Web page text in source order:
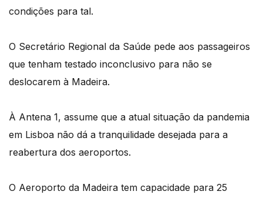
condições para tal.
O Secretário Regional da Saúde pede aos passageiros
que tenham testado inconclusivo para não se
deslocarem à Madeira.
À Antena 1, assume que a atual situação da pandemia
em Lisboa não dá a tranquilidade desejada para a
reabertura dos aeroportos.
O Aeroporto da Madeira tem capacidade para 25